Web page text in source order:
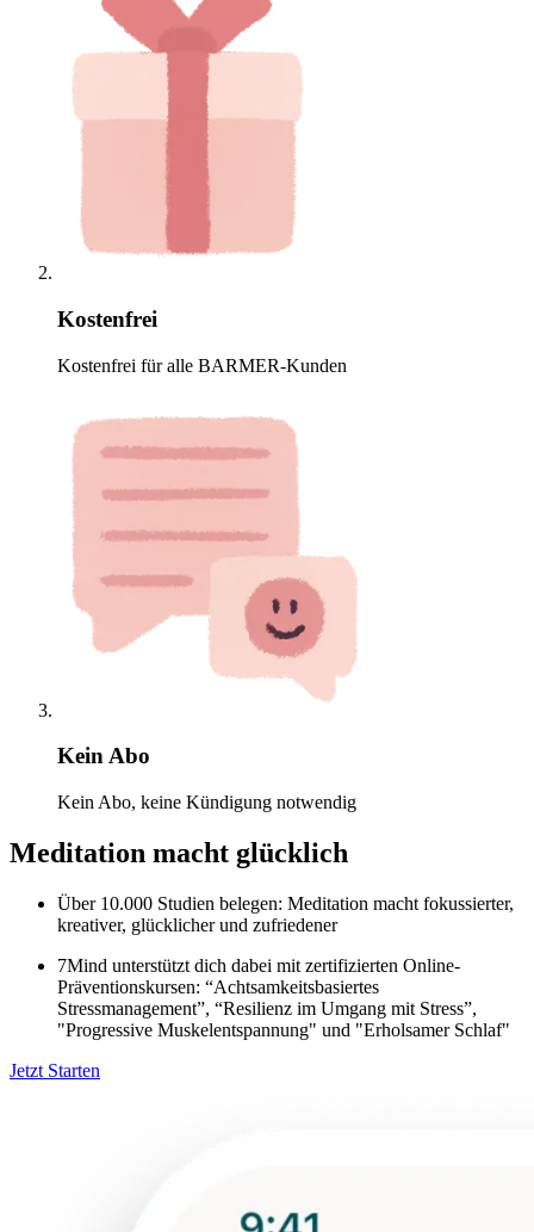
Kostenfrei
Kostenfrei für alle BARMER-Kunden
Kein Abo
Kein Abo, keine Kündigung notwendig
Meditation macht glücklich
Über 10.000 Studien belegen: Meditation macht fokussierter,
kreativer, glücklicher und zufriedener
7Mind unterstützt dich dabei mit zertifizierten Online-
Präventionskursen: “Achtsamkeitsbasiertes
Stressmanagement”, “Resilienz im Umgang mit Stress”,
"Progressive Muskelentspannung" und "Erholsamer Schlaf"
Jetzt Starten